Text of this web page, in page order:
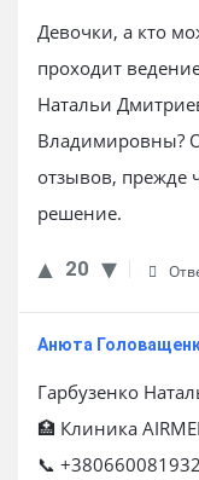
Девочки, а кто
проходит
Натальи
Владимировны?
отзывов, прежде
решение.
20
Анюта
Гарбузенко
🏥 Клиника
📞 +380660081932